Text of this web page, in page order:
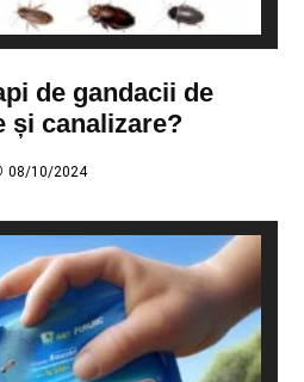
de gandacii de
și canalizare?
08/10/2024